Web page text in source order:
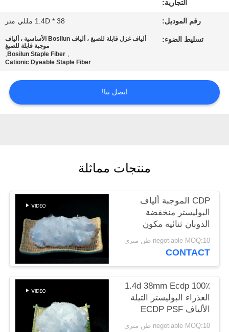
مراقبة
اتصل
بنا
خريطة
الموقع
PRIVACY
POLICY
التجارية:
رقم الموديل: 1.4D * 38 مللي متر
تسليط الضوء:
ألياف غزل قابلة للصبغ ، ألياف Bosilun الأساسية ، ألياف
موجبة قابلة للصبغ
,
Bosilun Staple Fiber
,
Cationic Dyeable Staple Fiber
اتصل بنا!
منتجات مماثلة
CDP الموجبة ألياف
البوليستر منخفضة
الذوبان ثنائية مكون
الصف العذراء
negotiable MOQ:10 طن متري
CONTACT
100٪ 1.4d 38mm Ecdp
العذراء البوليستر التيلة
الألياف ECDP PSF
للغزل الموجبة
negotiable MOQ:10 طن متري